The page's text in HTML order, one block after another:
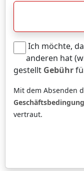
Ich möchte,
anderen hat
gestellt Gebühr
Mit dem Absenden
vertraut.